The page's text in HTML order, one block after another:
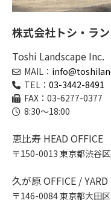
株式会社トシ・ラ
Toshi Landscape Inc.
MAIL：
TEL： 03-3442-8491
FAX：03-6277-0377
8:30～18:00
恵比寿 HEAD OFFICE
〒150-0013 東京都渋谷
久が原 OFFICE / YARD
〒146-0084 東京都大田